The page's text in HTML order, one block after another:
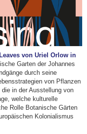
von Uriel Orlow in
Garten der Johannes
durch seine
von Pflanzen
in der Ausstellung von
welche kulturelle
Rolle Botanische Gärten
Kolonialismus